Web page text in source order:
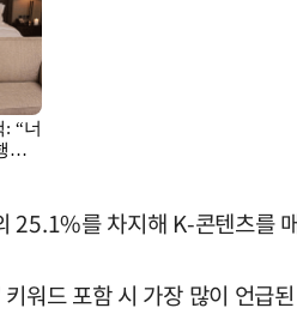
를 차지해 K-콘텐츠를
워드 포함 시 가장 많이 언급